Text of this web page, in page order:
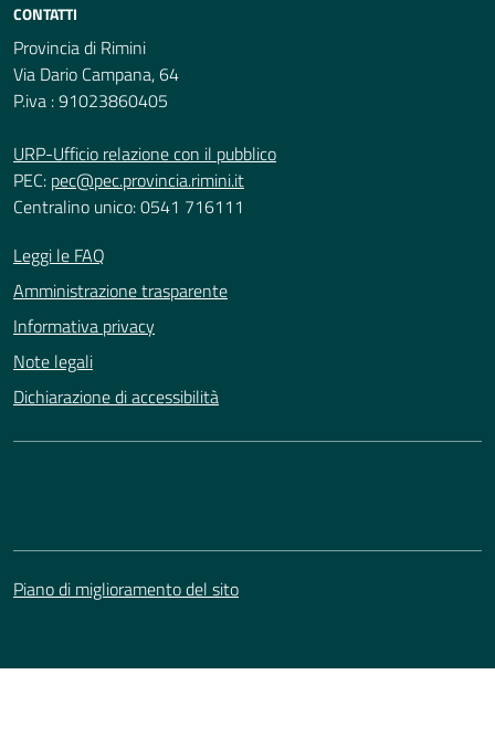
CONTATTI
Provincia di Rimini
Via Dario Campana, 64
P.iva : 91023860405
URP-Ufficio relazione con il pubblico
PEC: pec@pec.provincia.rimini.it
Centralino unico: 0541 716111
Leggi le FAQ
Amministrazione trasparente
Informativa privacy
Note legali
Dichiarazione di accessibilità
Piano di miglioramento del sito